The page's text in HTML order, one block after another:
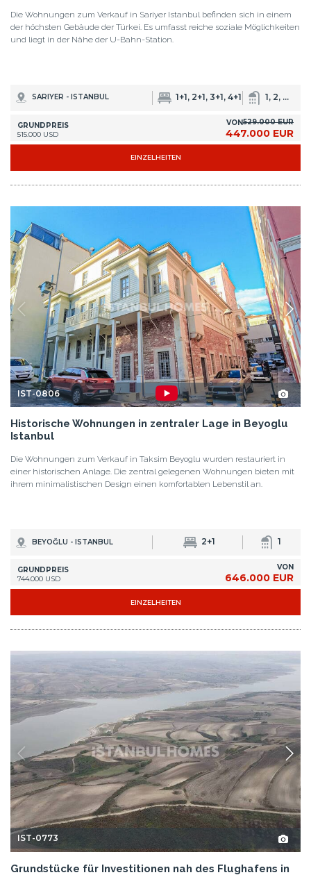
Die Wohnungen zum Verkauf in Sariyer Istanbul befinden sich in einem
der höchsten Gebäude der Türkei. Es umfasst reiche soziale Möglichkeiten
und liegt in der Nähe der U-Bahn-Station.
SARIYER - ISTANBUL 1+1, 2+1, 3+1, 4+1 1, 2, 3, 4
GRUNDPREIS
515.000 USD
VON529.000 EUR
447.000 EUR
EINZELHEITEN
IST-0806
Historische Wohnungen in zentraler Lage in Beyoglu
Istanbul
Die Wohnungen zum Verkauf in Taksim Beyoglu wurden restauriert in
einer historischen Anlage. Die zentral gelegenen Wohnungen bieten mit
ihrem minimalistischen Design einen komfortablen Lebenstil an.
BEYOĞLU - ISTANBUL 2+1 1
GRUNDPREIS
744.000 USD
VON
646.000 EUR
EINZELHEITEN
IST-0773
Grundstücke für Investitionen nah des Flughafens in